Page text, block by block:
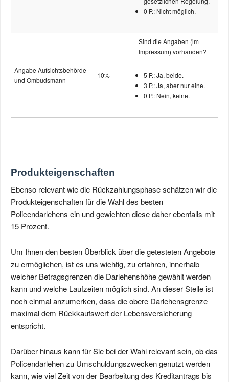
0 P.: Nicht möglich.
Angabe Aufsichts­behörde
und Ombudsmann
10%
Sind die Angaben (im
Impressum) vorhanden?
5 P.: Ja, beide.
3 P.: Ja, aber nur eine.
0 P.: Nein, keine.
Produkteigenschaften
Ebenso relevant wie die Rückzahlungsphase schätzen wir die
Produkteigenschaften für die Wahl des besten
Policendarlehens ein und gewichten diese daher ebenfalls mit
15 Prozent.
Um Ihnen den besten Überblick über die getesteten Angebote
zu ermöglichen, ist es uns wichtig, zu erfahren, innerhalb
welcher Betragsgrenzen die Darlehenshöhe gewählt werden
kann und welche Laufzeiten möglich sind. An dieser Stelle ist
noch einmal anzumerken, dass die obere Darlehensgrenze
maximal dem Rückkaufswert der Lebensversicherung
entspricht.
Darüber hinaus kann für Sie bei der Wahl relevant sein, ob das
Policendarlehen zu Umschuldungszwecken genutzt werden
kann, wie viel Zeit von der Bearbeitung des Kreditantrags bis